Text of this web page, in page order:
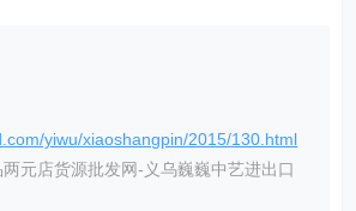
yiwu/xiaoshangpin/2015/130.html
元店货源批发网-义乌巍巍中艺进出口